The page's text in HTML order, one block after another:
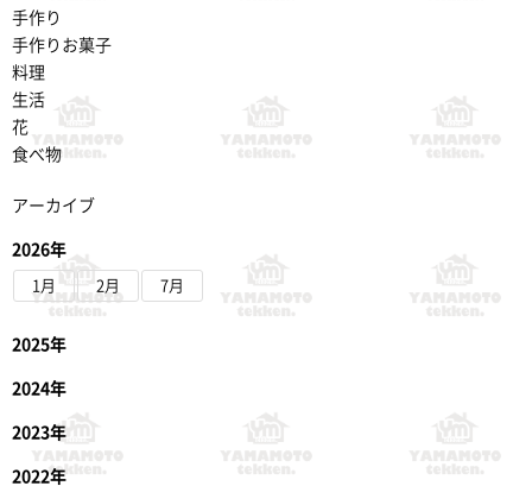
手作り
手作りお菓子
料理
生活
花
食べ物
アーカイブ
2026年
1月 2月 7月
2025年
2024年
2023年
2022年